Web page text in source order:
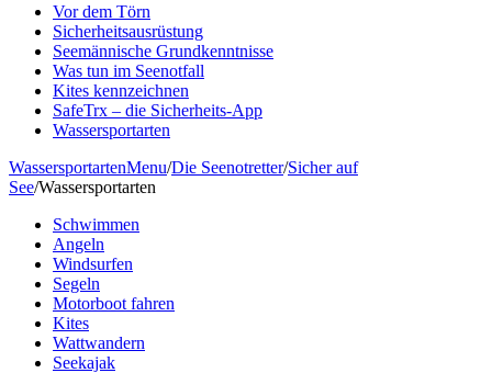
Vor dem Törn
Sicherheitsausrüstung
Seemännische Grundkenntnisse
Was tun im Seenotfall
Kites kennzeichnen
SafeTrx – die Sicherheits-App
Wassersportarten
WassersportartenMenu/Die Seenotretter/Sicher auf
See/Wassersportarten
Schwimmen
Angeln
Windsurfen
Segeln
Motorboot fahren
Kites
Wattwandern
Seekajak